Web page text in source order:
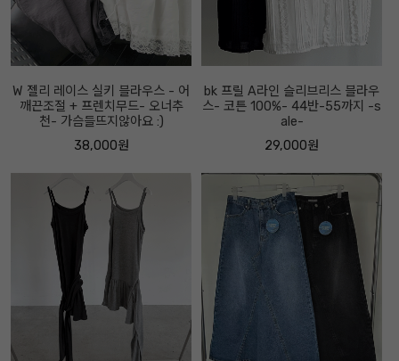
W 젤리 레이스 실키 블라우스 - 어
깨끈조절 + 프렌치무드- 오너추
천- 가슴들뜨지않아요 :)
38,000원
bk 프릴 A라인 슬리브리스 블라우
스- 코튼 100%- 44반-55까지 -s
ale-
29,000원